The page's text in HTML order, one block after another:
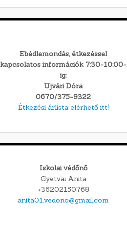
Ebédlemondás, étkezéssel
kapcsolatos információk 7:30-10:00-
ig:
Ujvári Dóra
0670/375-9322
Étkezési árlista elérhető itt!
Iskolai védőnő
Gyetvai Anita
+36202150768
anita01.vedono@gmail.com